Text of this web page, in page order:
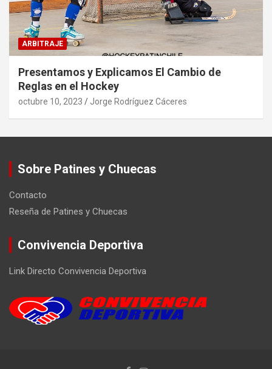
ARBITRAJE
Presentamos y Explicamos El Cambio de
Reglas en el Hockey
octubre 10, 2023 Jorge Rodríguez Cáceres
Sobre Patines y Chuecas
Contacto
Reseña de Patines y Chuecas
Convivencia Deportiva
Link Directo Convivencia Deportiva